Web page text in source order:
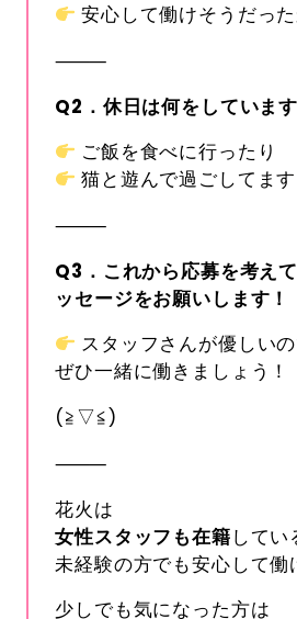
SNSIDs-
安心して働けそうだっ
⸻
Q2 ．休日は何をしていま
ご飯を食べに行ったり
猫と遊んで過ごしてます
⸻
Q3 ．これから応募を考え
ッセージをお願いします！
スタッフさんが優しいの
ぜひ一緒に働きましょう！
(≧▽≦)
⸻
花火は
女性スタッフも在籍してい
未経験の方でも安心して働
少しでも気になった方は